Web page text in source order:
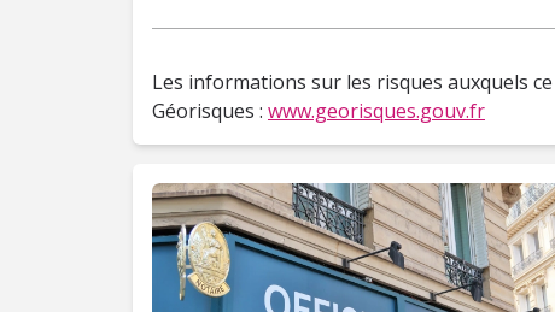
Les informations sur les risques auxquels
Géorisques : www.georisques.gouv.fr